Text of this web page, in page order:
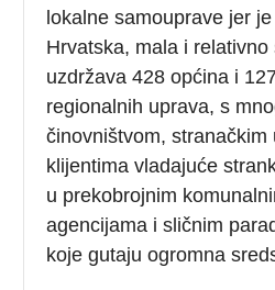
lokalne samouprave jer
Hrvatska, mala i
uzdržava 428 općina i
regionalnih uprava, s
činovništvom, stranačkim
klijentima vladajuće
u prekobrojnim
agencijama i sličnim
koje gutaju ogromna